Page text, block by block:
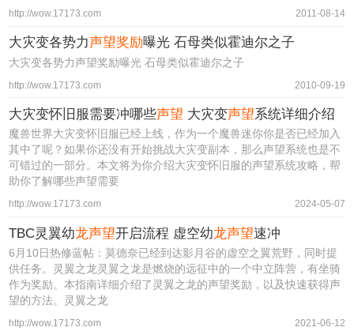
http://wow.17173.com 2011-08-14
大灾变各势力声望奖励曝光 石母类似霍迪尔之子
大灾变各势力声望奖励曝光 石母类似霍迪尔之子
http://wow.17173.com 2010-09-19
大灾变怀旧服需要冲哪些声望 大灾变声望系统详细介绍
魔兽世界大灾变怀旧服已经上线，作为一个魔兽迷你你是否已经加入
其中了呢？如果你还没有开始挑战大灾变副本，那么声望系统也是不
可错过的一部分。本文将为你介绍大灾变怀旧服的声望系统攻略，帮
助你了解哪些声望需要
http://wow.17173.com 2024-05-07
TBC灵翼幼龙声望开启流程 虚空幼龙声望速冲
6月10日热修蓝帖：莫德奈已经到达影月谷的虚空之翼荒野，同时提
供任务。灵翼之龙灵翼之龙是燃烧的远征中的一个中立阵营，有坐骑
作为奖励。本指南详细介绍了灵翼之龙的声望奖励，以及快速获得声
望的方法。灵翼之龙
http://wow.17173.com 2021-06-12